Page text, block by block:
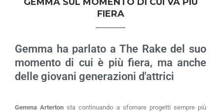
FIERA
Gemma ha parlato a The Rake del suo
momento di cui è più fiera, ma anche
delle giovani generazioni d'attrici
Gemma Arterton sta continuando a sfornare progetti sempre più